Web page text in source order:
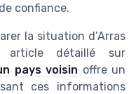
confiance.
la situation d’Arras
article détaillé sur
pays voisin offre un
ces informations